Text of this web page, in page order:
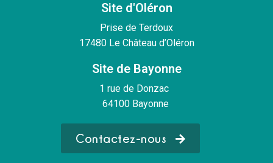
Site d'Oléron
Prise de Terdoux
17480 Le Château d’Oléron
Site de Bayonne
1 rue de Donzac
64100 Bayonne
Contactez-nous